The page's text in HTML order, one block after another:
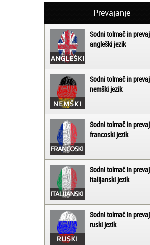
Prevajanje
Sodni tolmač in
angleški jezik
Sodni tolmač in
nemški jezik
Sodni tolmač in
francoski jezik
Sodni tolmač in
italijanski jezik
Sodni tolmač in
ruski jezik